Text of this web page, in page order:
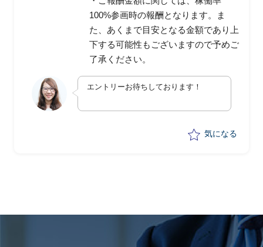
100%参画時の報酬となります。ま
た、あくまで目安となる金額であり上
下する可能性もございますので予めご
了承ください。
エントリーお待ちしております！
気になる